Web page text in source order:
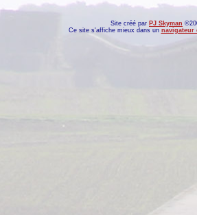
Site créé par PJ Skyman
Ce site s'affiche mieux dans un navigateur